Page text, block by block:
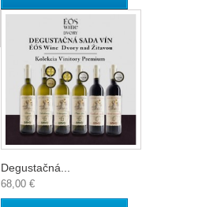
Degustačná...
68,00 €